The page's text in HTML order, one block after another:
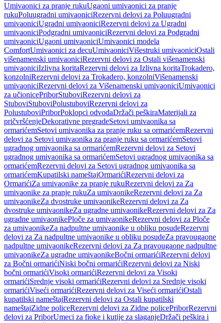
Umivaonici za pranje rukuUgaoni umivaonici za pranje
rukuPoluugradni umivaoniciRezervni delovi za Poluugradni
umivaoniciUgradni umivaoniciRezervni delovi za Ugradni
umivaoniciPodgradni umivaoniciRezervni delovi za Podgradni
umivaoniciUgaoni umivaoniciUmivaonici modela
ComfortUmivaonici za decuUmivaoniciVišestruki umivaoniciOstali
višenamenski umivaoniciRezervni delovi za Ostali višenamenski
umivaoniciIzlivna koritaRezervni delovi za Izlivna koritaTrokadero,
konzolniRezervni delovi za Trokadero, konzolniVišenamenski
umivaoniciRezervni delovi za Višenamenski umivaoniciUmivaonici
za učionicePriborStuboviRezervni delovi za
StuboviStuboviPolustuboviRezervni delovi za
PolustuboviPriborPoklopci odvodaDržači peškiraMaterijali za
pričvršćenjeDekorativne pregradeSetovi umivaonika sa
ormarićemSetovi umivaonika za pranje ruku sa ormarićemRezervni
delovi za Setovi umivaonika za pranje ruku sa ormarićemSetovi
ugradnog umivaonika sa ormarićemRezervni delovi za Setovi
ugradnog umivaonika sa ormarićemSetovi ugradnog umivaonika sa
ormarićemRezervni delovi za Setovi ugradnog umivaonika sa
ormarićemKupatilski nameštajOrmarićiRezervni delovi za
OrmarićiZa umivaonike za pranje rukuRezervni delovi za Za
umivaonike za pranje rukuZa umivaonikeRezervni delovi za Za
umivaonikeZa dvostruke umivaonikeRezervni delovi za Za
dvostruke umivaonikeZa ugradne umivaonikeRezervni delovi za Za
ugradne umivaonikePloče za umivaonikeRezervni delovi za Ploče
za umivaonikeZa nadpultne umivaonike u obliku posudeRezervni
delovi za Za nadpultne umivaonike u obliku posudeZa pravougaone
nadpultne umivaonikeRezervni delovi za Za pravougaone nadpultne
umivaonikeZa ugradne umivaonikeBočni ormarićiRezervni delovi
za Bočni ormarićiNiski bočni ormarićiRezervni delovi za Niski
bočni ormarićiVisoki ormarićiRezervni delovi za Visoki
ormarićiSrednje visoki ormarićiRezervni delovi za Srednje visoki
ormarićiViseći ormarićiRezervni delovi za Viseći ormarićiOstali
kupatilski nameštajRezervni delovi za Ostali kupatilski
nameštajZidne policeRezervni delovi za Zidne policePriborRezervni
delovi za PriborUmeci za fioke i kutije za slaganjeDržači peškira i